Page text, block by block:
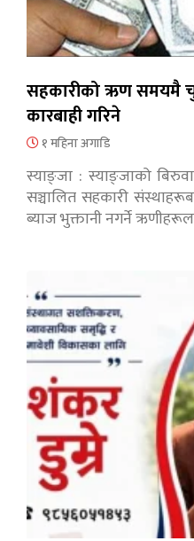
सहकारीको ऋण समयमै
कारबाही गरिने
१ महिना अगाडि
स्याङ्जा : स्याङ्जाको
सञ्चालित सहकारी
ब्याज भुक्तानी नगर्ने